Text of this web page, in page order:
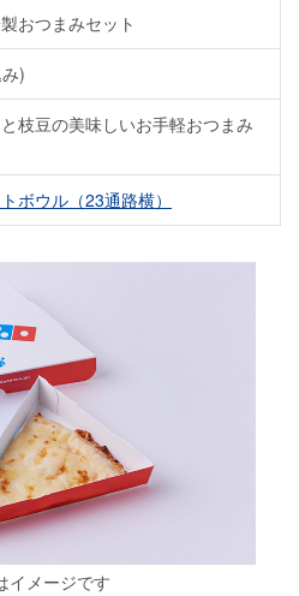
製おつまみセット
)
枝豆の美味しいお手軽おつまみ
ボウル（23通路横）
イメージです